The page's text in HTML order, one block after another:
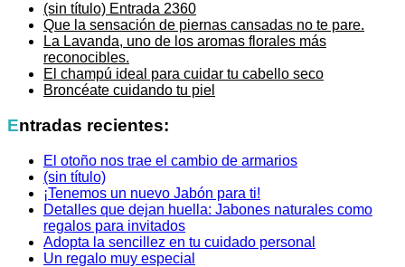
(sin título) Entrada 2360
Que la sensación de piernas cansadas no te pare.
La Lavanda, uno de los aromas florales más
reconocibles.
El champú ideal para cuidar tu cabello seco
Broncéate cuidando tu piel
Entradas recientes:
El otoño nos trae el cambio de armarios
(sin título)
¡Tenemos un nuevo Jabón para ti!
Detalles que dejan huella: Jabones naturales como
regalos para invitados
Adopta la sencillez en tu cuidado personal
Un regalo muy especial